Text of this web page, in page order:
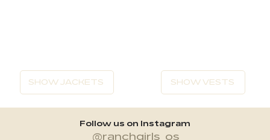
SHOW JACKETS SHOW VESTS
Follow us on Instagram
@ranchgirls_os